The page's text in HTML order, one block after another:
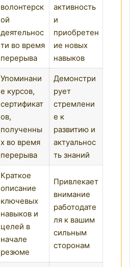
волонтерск
ой
деятельнос
ти во время
перерыва
активность
и
приобретен
ие новых
навыков
Упоминани
е курсов,
сертификат
ов,
полученны
х во время
перерыва
Демонстри
рует
стремлени
е к
развитию и
актуальнос
ть знаний
Краткое
описание
ключевых
навыков и
целей в
начале
резюме
Привлекает
внимание
работодате
ля к вашим
сильным
сторонам